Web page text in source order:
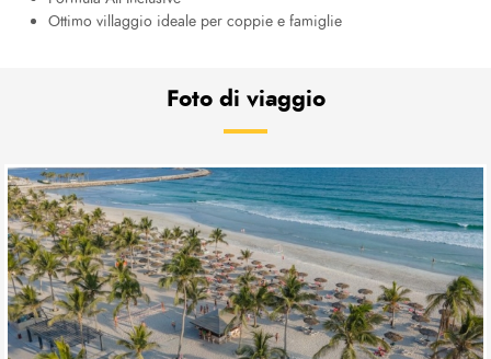
Ottimo villaggio ideale per coppie e famiglie
Foto di viaggio